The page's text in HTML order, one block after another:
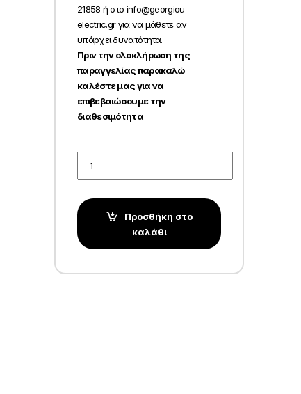
21858 ή στο info@georgiou-
electric.gr για να μάθετε αν
υπάρχει δυνατότητα.
Πριν την ολοκλήρωση της
παραγγελίας παρακαλώ
καλέστε μας για να
επιβεβαιώσουμε την
διαθεσιμότητα
Προσθήκη στο
καλάθι